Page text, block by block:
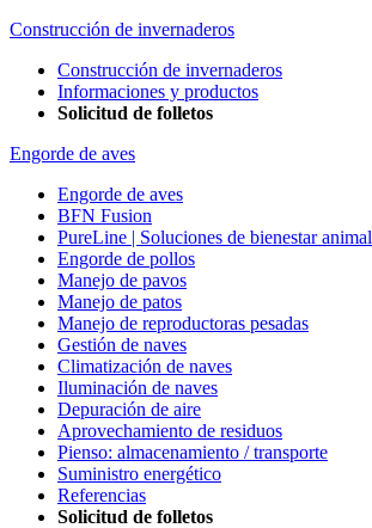
Construcción de invernaderos
Construcción de invernaderos
Informaciones y productos
Solicitud de folletos
Engorde de aves
Engorde de aves
BFN Fusion
PureLine | Soluciones de bienestar animal
Engorde de pollos
Manejo de pavos
Manejo de patos
Manejo de reproductoras pesadas
Gestión de naves
Climatización de naves
Iluminación de naves
Depuración de aire
Aprovechamiento de residuos
Pienso: almacenamiento / transporte
Suministro energético
Referencias
Solicitud de folletos